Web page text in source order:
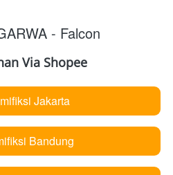
- Falcon
Via Shopee
Jakarta
Bandung